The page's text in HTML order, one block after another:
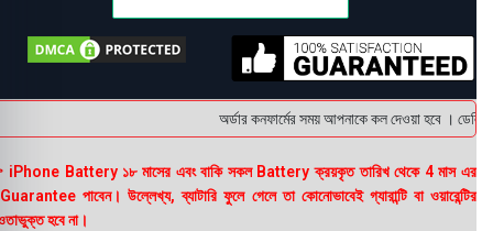
অর্ডার কনফার্মের সময় আপনাকে কল দেওয়া হবে ।
Battery ১৮ মাসের এবং বাকি সকল Battery ক্রয়কৃত তারিখ থেকে 4 মাস এর
পাবেন। উল্লেখ্য, ব্যাটারি ফুলে গেলে তা কোনোভাবেই গ্যারান্টি বা ওয়ারেন্টির
হবে না।